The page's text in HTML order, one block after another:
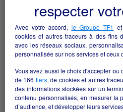
Bar-restaurant et
gérance –
Guéret -
Hôtellerie et
respecter
Avec votre accord, le Groupe TF1
cookies et autres traceurs à des fins
avec les réseaux sociaux,
personnalisée sur nos services et ceux
Vous avez aussi le choix d'accepter ou
de 166 tiers, de cookies et autres
des informations stockées sur un
contenu personnalisés, en mesurer la
d’audience, et développer leurs